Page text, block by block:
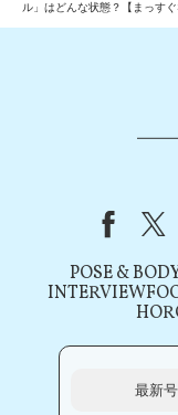
ル」はどんな状態？【まっすぐ
POSE &
INTERVIEW
最新号